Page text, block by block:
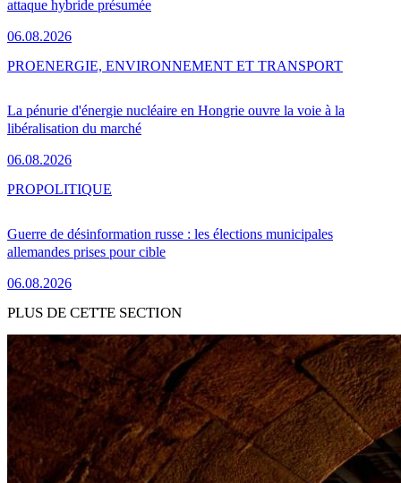
attaque hybride présumée
06.08.2026
La pénurie d'énergie nucléaire en Hongrie ouvre la voie à la
libéralisation du marché
06.08.2026
PROENERGIE, ENVIRONNEMENT ET TRANSPORT
Guerre de désinformation russe : les élections municipales
allemandes prises pour cible
06.08.2026
PROPOLITIQUE
PLUS DE CETTE SECTION